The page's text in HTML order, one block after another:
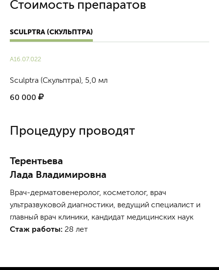
Стоимость препаратов
SCULPTRA (СКУЛЬПТРА)
А16.07.022
Sculptra (Скульптра), 5,0 мл
60 000
Процедуру проводят
Терентьева
Лада Владимировна
Врач-дерматовенеролог, косметолог, врач
ультразвуковой диагностики, ведущий специалист и
главный врач клиники, кандидат медицинских наук
Стаж работы: 28 лет